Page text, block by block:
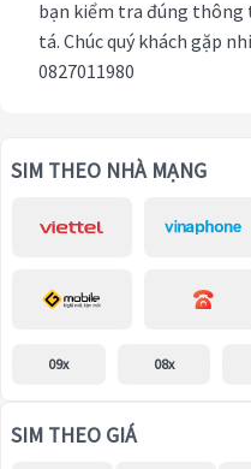
bạn kiểm tra đúng thông
tá. Chúc quý khách gặp
0827011980
SIM THEO NHÀ MẠNG
09x 08x
SIM THEO GIÁ